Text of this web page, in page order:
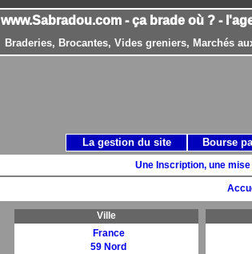
www.Sabradou.com - ça brade où ? -
Braderies, Brocantes, Vides greniers, Marchés
Une Inscription, une
Ville
France
59 Nord
La gestion du site Bourse